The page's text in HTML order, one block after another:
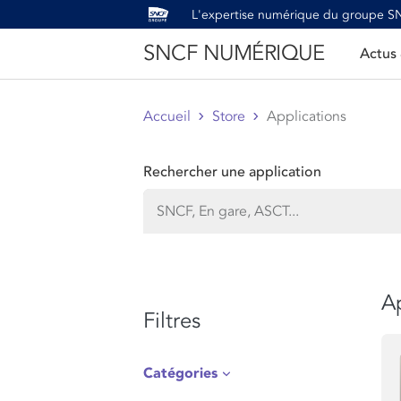
L'expertise numérique du groupe
SNCF NUMÉRIQUE Actus
Accueil Store Applications
Rechercher une application
Filtres
Catégories